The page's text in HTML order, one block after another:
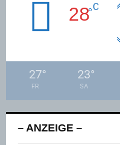
28°C
27°
FR
23°
SA
– ANZEIGE –